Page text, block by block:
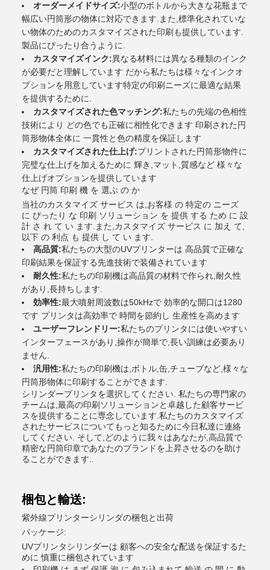
オーダーメイドサイズ:小型のボトルから大きな花瓶まで
幅広い円筒形の物体に対応できます.また,標準化されていな
い物体のためのカスタマイズされた印刷も提供しています.
製品にぴったり合うように.
カスタマイズインク:異なる材料には異なる種類のインク
が必要だと理解しています だから私たちは様々なインクオ
プションを用意しています特定の印刷ニーズに最適な結果
を提供するために.
カスタマイズされた色マッチング:私たちの先端の色相性
技術により どの色でも正確に相性化できます 印刷された円
筒形物体全体に 一貫性と色の精度を保証します
カスタマイズされた仕上げ:プリントされた円筒形物件に
完璧な仕上げを加えるために 輝き,マット,質感など 様々な
仕上げオプションを提供しています
なぜ 円筒 印刷 機 を 選ぶ の か
当社のカスタマイズ サービス は,お客様 の 特定の ニーズ
に ぴったり な 印刷 ソリューション を 提供 する ため に 設
計 さ れ て い ます.また,カスタマイズ サービス に 加え て,
以下 の 利点 も 提供 し て い ます.
高品質:私たちの大型のUVプリンターは 高品質で正確な
印刷結果を保証する先進技術で装備されています
耐久性:私たちの印刷機は高品質の材料で作られ,耐久性
があり,長持ちします.
効率性:最大噴射周波数は50kHzで 効率的な開口は1280
です プリンタは高効率で 時間を節約し 生産性を高めます
ユーザーフレンドリー:私たちのプリンタには使いやすい
インターフェースがあり,操作が簡単で,長い訓練は必要あり
ません.
汎用性:私たちの印刷機は,ボトル,缶,チューブなど,様々な
円筒形物体に印刷することができます.
シリンダープリンタを選択してください. 私たちの専門家の
チームは,最高の印刷ソリューションと卓越した顧客サービ
スを提供することに専念しています.私たちのカスタマイズ
されたサービスについてもっと知るために今日私達に連絡
してください. そして,どのように我々はあなたが,高品質で
精密な円筒印章であなたのブランドを上昇させるのを助け
ることができます..
梱包と輸送:
紫外線プリンターシリンダの梱包と出荷
パッケージ:
UVプリンタシリンダーは 顧客への安全な配送を保証するた
めに 慎重に梱包されています